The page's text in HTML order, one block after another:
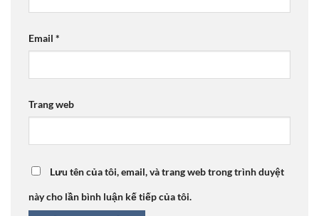
Email *
Trang web
Lưu tên của tôi, email, và trang web trong trình duyệt
này cho lần bình luận kế tiếp của tôi.